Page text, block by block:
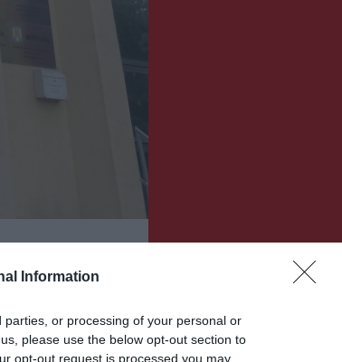
Information
or processing of your personal or
please use the below opt-out section to
opt-out request is processed you may